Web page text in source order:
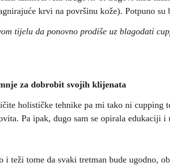
krvi na površinu kože). Potpuno su
tijelu da ponovno prodiše uz blagodati
za dobrobit svojih klijenata
holističke tehnike pa mi tako ni
Pa ipak, dugo sam se opirala edukaciji i
teži tome da svaki tretman bude ugodno,